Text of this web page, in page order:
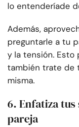
lo entenderíade
Además,
preguntarle a tu
y la tensión.
también trate de
misma.
6. Enfatiza
pareja